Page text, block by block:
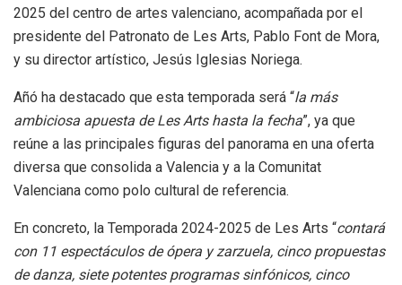
2025 del centro de artes valenciano, acompañada por el
presidente del Patronato de Les Arts, Pablo Font de Mora,
y su director artístico, Jesús Iglesias Noriega.
Añó ha destacado que esta temporada será “la más
ambiciosa apuesta de Les Arts hasta la fecha”, ya que
reúne a las principales figuras del panorama en una oferta
diversa que consolida a Valencia y a la Comunitat
Valenciana como polo cultural de referencia.
En concreto, la Temporada 2024-2025 de Les Arts “contará
con 11 espectáculos de ópera y zarzuela, cinco propuestas
de danza, siete potentes programas sinfónicos, cinco